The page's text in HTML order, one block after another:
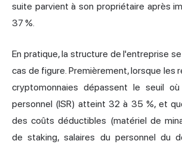
suite parvient à son propriétaire après
37 %.
En pratique, la structure de l'entreprise
cas de figure. Premièrement, lorsque les
cryptomonnaies dépassent le seuil
personnel (ISR) atteint 32 à 35 %, et
des coûts déductibles (matériel de
de staking, salaires du personnel du